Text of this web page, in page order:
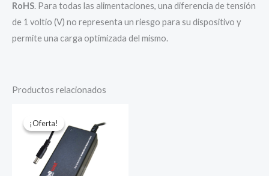
RoHS. Para todas las alimentaciones, una diferencia de tensión
de 1 voltio (V) no representa un riesgo para su dispositivo y
permite una carga optimizada del mismo.
Productos relacionados
¡Oferta!
¡Oferta!